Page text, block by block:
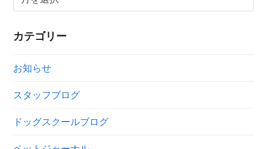
ー
イ
カテゴリー
お知らせ
スタッフブログ
ドッグスクールブログ